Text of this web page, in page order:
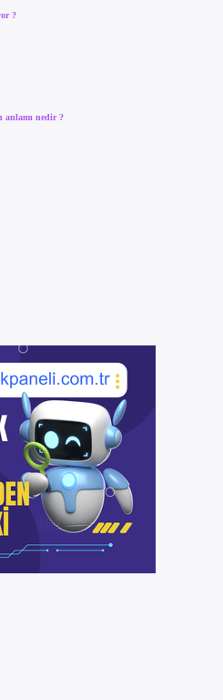
?
anlamı nedir ?